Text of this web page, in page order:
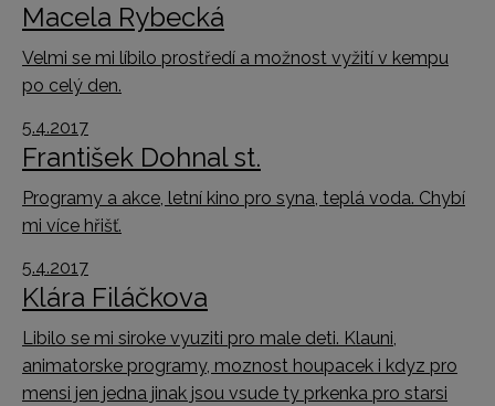
Macela Rybecká
Velmi se mi líbilo prostředí a možnost vyžití v kempu
po celý den.
5.4.2017
František Dohnal st.
Programy a akce, letní kino pro syna, teplá voda. Chybí
mi více hřišť.
5.4.2017
Klára Filáčkova
Libilo se mi siroke vyuziti pro male deti. Klauni,
animatorske programy, moznost houpacek i kdyz pro
mensi jen jedna jinak jsou vsude ty prkenka pro starsi